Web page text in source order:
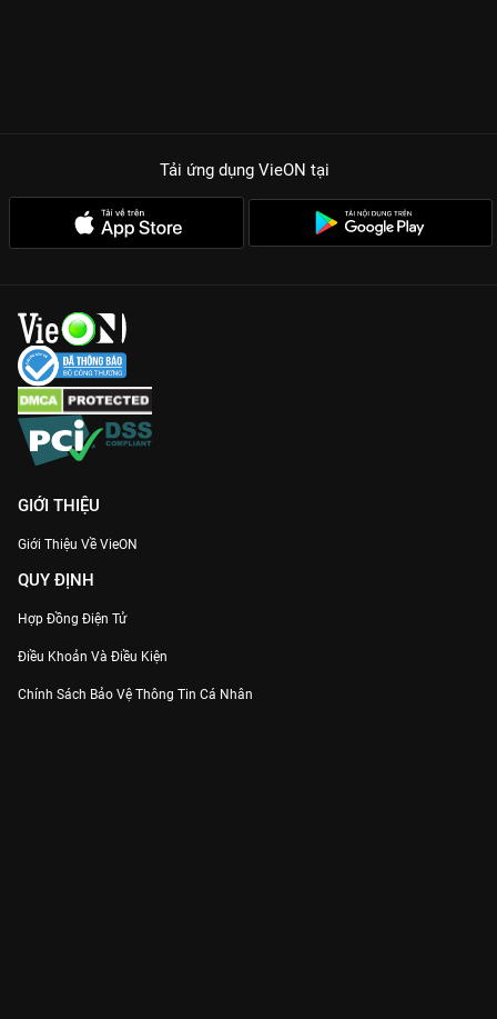
Tải ứng dụng VieON tại
GIỚI THIỆU
Giới Thiệu Về VieON
QUY ĐỊNH
Hợp Đồng Điện Tử
Điều Khoản Và Điều Kiện
Chính Sách Bảo Vệ Thông Tin Cá Nhân